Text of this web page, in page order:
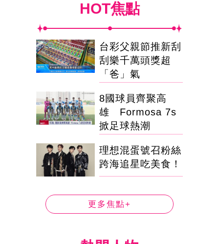
HOT焦點
台彩父親節推新刮
刮樂千萬頭獎超
「爸」氣
8國球員齊聚高
雄 Formosa 7s
掀足球熱潮
理想混蛋號召粉絲
跨海追星吃美食！
更多焦點+